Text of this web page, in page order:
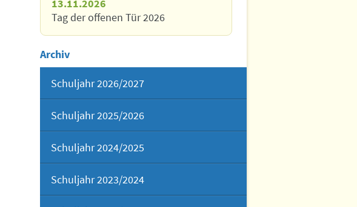
13.11.2026
Tag der offenen Tür 2026
Archiv
Schuljahr 2026/2027
Schuljahr 2025/2026
Schuljahr 2024/2025
Schuljahr 2023/2024